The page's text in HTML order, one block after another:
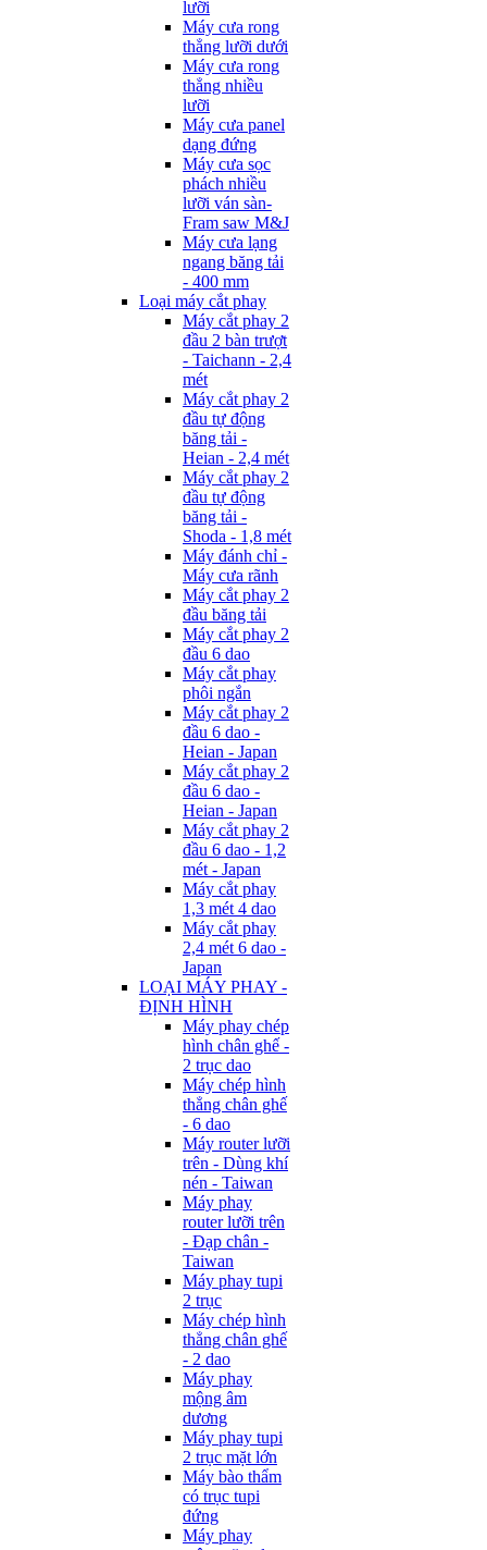
lưỡi
Máy cưa rong
thẳng lưỡi dưới
Máy cưa rong
thẳng nhiều
lưỡi
Máy cưa panel
dạng đứng
Máy cưa sọc
phách nhiều
lưỡi ván sàn-
Fram saw M&J
Máy cưa lạng
ngang băng tải
- 400 mm
Loại máy cắt phay
Máy cắt phay 2
đầu 2 bàn trượt
- Taichann - 2,4
mét
Máy cắt phay 2
đầu tự động
băng tải -
Heian - 2,4 mét
Máy cắt phay 2
đầu tự động
băng tải -
Shoda - 1,8 mét
Máy đánh chỉ -
Máy cưa rãnh
Máy cắt phay 2
đầu băng tải
Máy cắt phay 2
đầu 6 dao
Máy cắt phay
phôi ngắn
Máy cắt phay 2
đầu 6 dao -
Heian - Japan
Máy cắt phay 2
đầu 6 dao -
Heian - Japan
Máy cắt phay 2
đầu 6 dao - 1,2
mét - Japan
Máy cắt phay
1,3 mét 4 dao
Máy cắt phay
2,4 mét 6 dao -
Japan
LOẠI MÁY PHAY -
ĐỊNH HÌNH
Máy phay chép
hình chân ghế -
2 trục dao
Máy chép hình
thẳng chân ghế
- 6 dao
Máy router lưỡi
trên - Dùng khí
nén - Taiwan
Máy phay
router lưỡi trên
- Đạp chân -
Taiwan
Máy phay tupi
2 trục
Máy chép hình
thẳng chân ghế
- 2 dao
Máy phay
mộng âm
dương
Máy phay tupi
2 trục mặt lớn
Máy bào thẩm
có trục tupi
đứng
Máy phay